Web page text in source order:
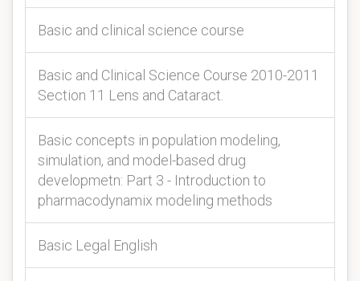
Basic and clinical science course
Basic and Clinical Science Course 2010-2011
Section 11 Lens and Cataract.
Basic concepts in population modeling,
simulation, and model-based drug
developmetn: Part 3 - Introduction to
pharmacodynamix modeling methods
Basic Legal English